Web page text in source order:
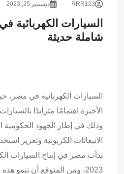
RRR123 ديسمبر 25, 2023
السيارات
شاملة حديثة
السيارات الكهربائية في
الأخيرة اهتمامًا متزايدًا
وذلك في إطار الجهود الحكومية
الانبعاثات الكربونية وتعزيز
بدأت مصر في إنتاج السيارات
2023، ومن المتوقع أن تنمو